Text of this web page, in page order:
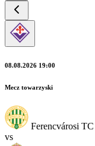
08.08.2026 19:00
Mecz towarzyski
Ferencvárosi TC
vs